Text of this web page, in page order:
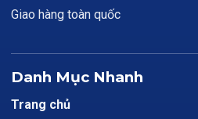
Giao hàng toàn quốc
Danh Mục Nhanh
Trang chủ